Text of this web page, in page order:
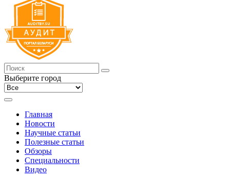
Выберите город
Главная
Новости
Научные статьи
Полезные статьи
Обзоры
Специальности
Видео